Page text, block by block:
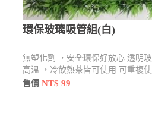
環保玻璃吸管組(白)
無塑化劑 ，安全環保好放心 透明
高溫 ，冷飲熱茶皆可使用 可重複
售價NT$ 99